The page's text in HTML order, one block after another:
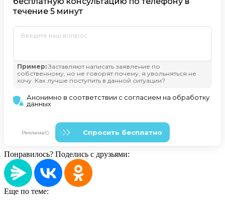
Понравилось? Поделись с друзьями:
Еще по теме: